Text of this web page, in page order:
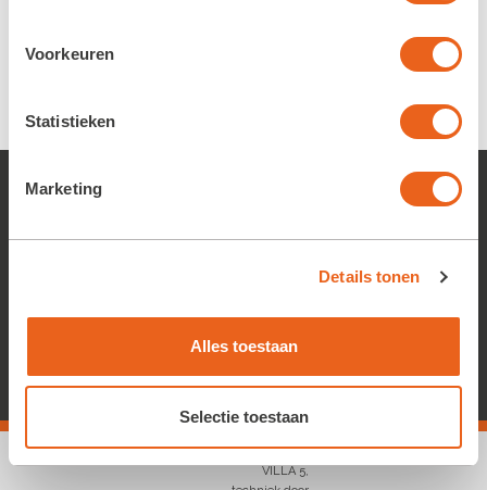
Voorkeuren
Statistieken
Marketing
Details tonen
Alles toestaan
Selectie toestaan
Route Huis Westerbeek
Vormgeving door
VILLA 5,